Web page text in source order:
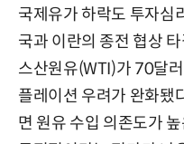
국제유가 하락도 투자심
국과 이란의 종전 협상
스산원유(WTI)가 70달
플레이션 우려가 완화됐
면 원유 수입 의존도가